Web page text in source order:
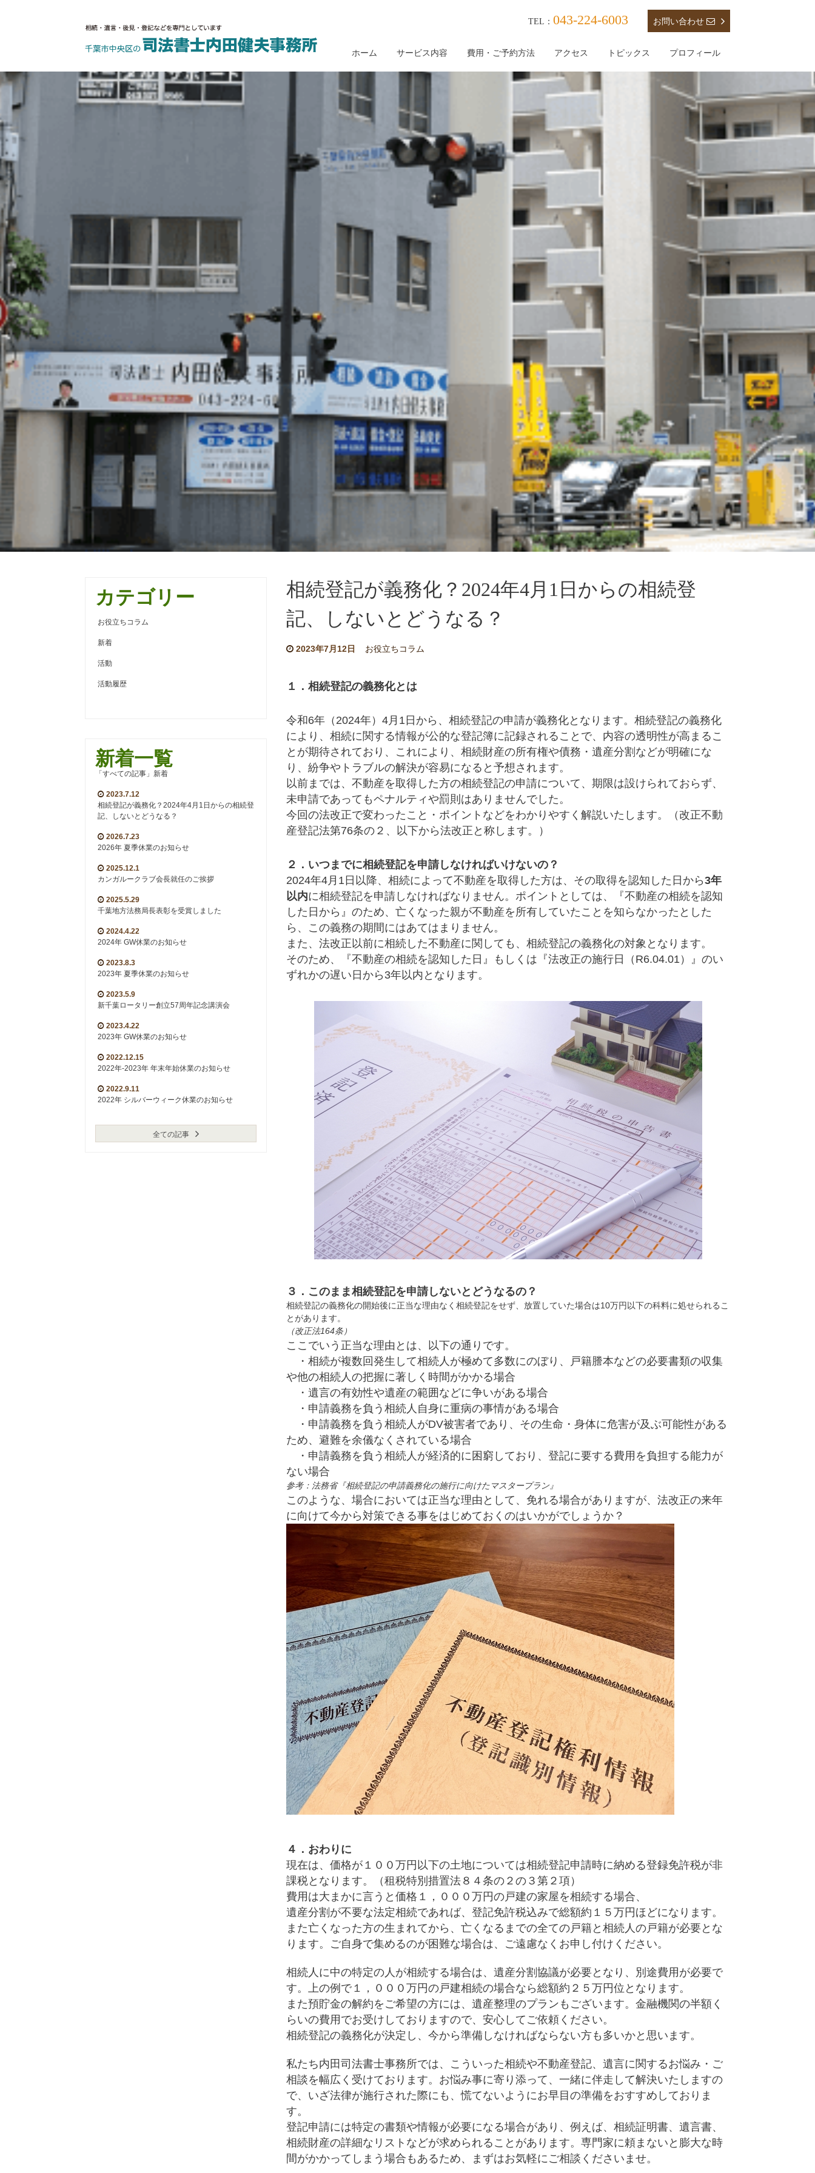
TEL： 043-224-6003 お問い合わせ
ホーム サービス内容 費用・ご予約方法 アクセス トピックス プロフィール
相続登記が義務化？2024年4月1日からの相続登
記、しないとどうなる？
2023年7月12日 お役立ちコラム
１．相続登記の義務化とは
令和6年（2024年）4月1日から、相続登記の申請が義務化となります。相続登記の義務化
により、相続に関する情報が公的な登記簿に記録されることで、内容の透明性が高まるこ
とが期待されており、これにより、相続財産の所有権や債務・遺産分割などが明確にな
り、紛争やトラブルの解決が容易になると予想されます。
以前までは、不動産を取得した方の相続登記の申請について、期限は設けられておらず、
未申請であってもペナルティや罰則はありませんでした。
今回の法改正で変わったこと・ポイントなどをわかりやすく解説いたします。（改正不動
産登記法第76条の２、以下から法改正と称します。）
２．いつまでに相続登記を申請しなければいけないの？
2024年4月1日以降、相続によって不動産を取得した方は、その取得を認知した日から3年
以内に相続登記を申請しなければなりません。ポイントとしては、『不動産の相続を認知
した日から』のため、亡くなった親が不動産を所有していたことを知らなかったとした
ら、この義務の期間にはあてはまりません。
また、法改正以前に相続した不動産に関しても、相続登記の義務化の対象となります。
そのため、『不動産の相続を認知した日』もしくは『法改正の施行日（R6.04.01）』のい
ずれかの遅い日から3年以内となります。
３．このまま相続登記を申請しないとどうなるの？
相続登記の義務化の開始後に正当な理由なく相続登記をせず、放置していた場合は10万円以下の科料に処せられるこ
とがあります。
（改正法164条）
ここでいう正当な理由とは、以下の通りです。
・相続が複数回発生して相続人が極めて多数にのぼり、戸籍謄本などの必要書類の収集
や他の相続人の把握に著しく時間がかかる場合
・遺言の有効性や遺産の範囲などに争いがある場合
・申請義務を負う相続人自身に重病の事情がある場合
・申請義務を負う相続人がDV被害者であり、その生命・身体に危害が及ぶ可能性がある
ため、避難を余儀なくされている場合
・申請義務を負う相続人が経済的に困窮しており、登記に要する費用を負担する能力が
ない場合
参考：法務省『相続登記の申請義務化の施行に向けたマスタープラン』
このような、場合においては正当な理由として、免れる場合がありますが、法改正の来年
に向けて今から対策できる事をはじめておくのはいかがでしょうか？
４．おわりに
現在は、価格が１００万円以下の土地については相続登記申請時に納める登録免許税が非
課税となります。（租税特別措置法８４条の２の３第２項）
費用は大まかに言うと価格１，０００万円の戸建の家屋を相続する場合、
遺産分割が不要な法定相続であれば、登記免許税込みで総額約１５万円ほどになります。
また亡くなった方の生まれてから、亡くなるまでの全ての戸籍と相続人の戸籍が必要とな
ります。ご自身で集めるのが困難な場合は、ご遠慮なくお申し付けください。
相続人に中の特定の人が相続する場合は、遺産分割協議が必要となり、別途費用が必要で
す。上の例で１，０００万円の戸建相続の場合なら総額約２５万円位となります。
また預貯金の解約をご希望の方には、遺産整理のプランもございます。金融機関の半額く
らいの費用でお受けしておりますので、安心してご依頼ください。
相続登記の義務化が決定し、今から準備しなければならない方も多いかと思います。
私たち内田司法書士事務所では、こういった相続や不動産登記、遺言に関するお悩み・ご
相談を幅広く受けております。お悩み事に寄り添って、一緒に伴走して解決いたしますの
で、いざ法律が施行された際にも、慌てないようにお早目の準備をおすすめしておりま
す。
登記申請には特定の書類や情報が必要になる場合があり、例えば、相続証明書、遺言書、
相続財産の詳細なリストなどが求められることがあります。専門家に頼まないと膨大な時
間がかかってしまう場合もあるため、まずはお気軽にご相談くださいませ。
カテゴリー
お役立ちコラム
新着
活動
活動履歴
新着一覧
「すべての記事」新着
2023.7.12
相続登記が義務化？2024年4月1日からの相続登
記、しないとどうなる？
2026.7.23
2026年 夏季休業のお知らせ
2025.12.1
カンガルークラブ会長就任のご挨拶
2025.5.29
千葉地方法務局長表彰を受賞しました
2024.4.22
2024年 GW休業のお知らせ
2023.8.3
2023年 夏季休業のお知らせ
2023.5.9
新千葉ロータリー創立57周年記念講演会
2023.4.22
2023年 GW休業のお知らせ
2022.12.15
2022年-2023年 年末年始休業のお知らせ
2022.9.11
2022年 シルバーウィーク休業のお知らせ
全ての記事